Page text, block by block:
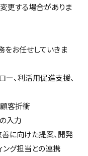
更する場合がありま
をお任せしていきま
ー、利活用促進支援、
客折衝
入力
に向けた提案、開発
ング担当との連携